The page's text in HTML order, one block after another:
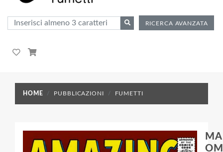
RICERCA AVANZATA
HOME PUBBLICAZIONI FUMETTI